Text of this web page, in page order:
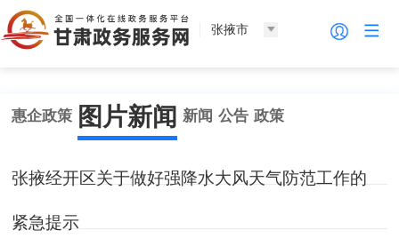
张掖市
惠企政策 图片新闻 新闻 公告 政策
张掖经开区关于做好强降水大风天气防范工作的
紧急提示